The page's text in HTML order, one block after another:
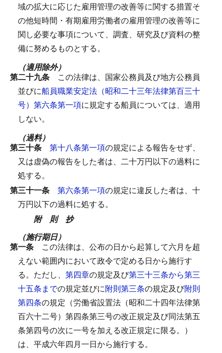
域の拡大に応じた雇用管理の改善等に関する措置そ
の他短時間・有期雇用労働者の雇用管理の改善等に
関し必要な事項について、調査、研究及び資料の整
備に努めるものとする。
（適用除外）
第二十九条 この法律は、国家公務員及び地方公務員
並びに船員職業安定法（昭和二十三年法律第百三十
号）第六条第一項に規定する船員については、適用
しない。
（過料）
第三十条 第十八条第一項の規定による報告をせず、
又は虚偽の報告をした者は、二十万円以下の過料に
処する。
第三十一条 第六条第一項の規定に違反した者は、十
万円以下の過料に処する。
附 則 抄
（施行期日）
第一条 この法律は、公布の日から起算して六月を超
えない範囲内において政令で定める日から施行す
る。 ただし、 第四章の規定及び第三十三条から第三
十五条までの規定並びに附則第三条の規定及び附則
第四条の規定（労働省設置法（昭和二十四年法律第
百六十二号）第四条第三号の改正規定及び同法第五
条第四号の次に一号を加える改正規定に限る。）
は、平成六年四月一日から施行する。